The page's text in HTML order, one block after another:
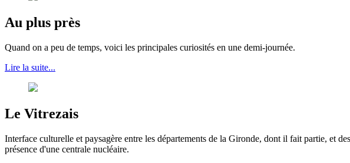
Au plus près
Quand on a peu de temps, voici les principales curiosités en une demi-journée.
Lire la suite...
Le Vitrezais
Interface culturelle et paysagère entre les départements de la Gironde, dont il fait partie, et
présence d'une centrale nucléaire.